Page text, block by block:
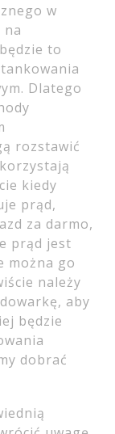
w
na
to
Dlatego
rozstawić
kiedy
prąd,
za darmo,
prąd jest
można go
należy
aby
będzie
dobrać